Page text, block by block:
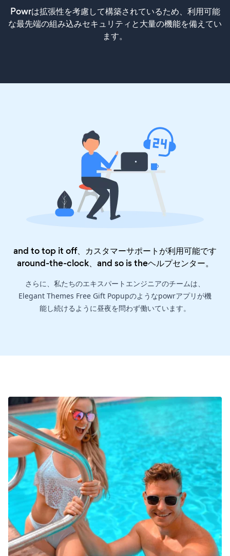
Powrは拡張性を考慮して構築されているため、利用可能
な最先端の組み込みセキュリティと大量の機能を備えてい
ます。
and to top it off、カスタマーサポートが利用可能です
around-the-clock、and so is theヘルプセンター。
さらに、私たちのエキスパートエンジニアのチームは、
Elegant Themes Free Gift Popupのようなpowrアプリが機
能し続けるように昼夜を問わず働いています。